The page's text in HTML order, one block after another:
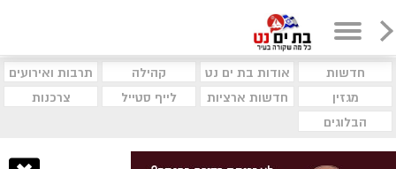
חדשות אודות בת ים נט קהילה
תרבות ואירועים
מגזין
חדשות ארציות לייף סטייל
צרכנות
הבלוגים